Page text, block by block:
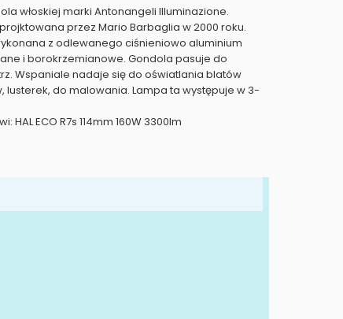
włoskiej marki Antonangeli Illuminazione.
przez Mario Barbaglia w 2000 roku.
z odlewanego ciśnieniowo aluminium
i borokrzemianowe. Gondola pasuje do
Wspaniale nadaje się do oświatlania blatów
lusterek, do malowania. Lampa ta występuje w 3-
HAL ECO R7s 114mm 160W 3300lm